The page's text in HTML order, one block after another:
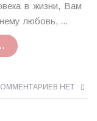
в жизни, Вам
нему любовь, ...
НЕТ